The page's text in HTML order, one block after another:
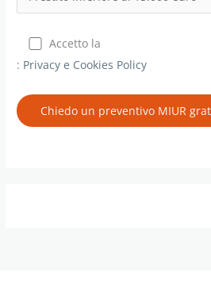
Accetto la
: Privacy e Cookies Policy
Chiedo un preventivo MIUR